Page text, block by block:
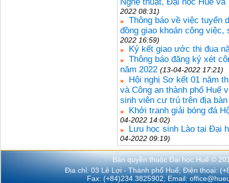
2022 08:31)
Thông báo về việc tuyển
đồng giao khoán công việc,
2022 16:59)
Ký kết giao ước thi đua
Thông báo đăng ký xét
năm 2022 (13-04-2022 17:21)
Hội nghị Sơ kết 01 năm
và Công an thành phố Huế
sinh viên cư trú trên địa bàn
Khởi tranh giải bóng đá
04-2022 14:02)
Lưu học sinh Lào tại Đại
04-2022 09:19)
Bản quyền thuộc Đại học Huế ©
Địa chỉ: 03 Lê Lợi - Thành phố Huế; Điện thoại:
Fax: (+84)234.3825902; Email: